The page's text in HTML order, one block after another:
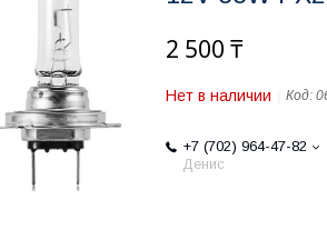
2 500 ₸
Нет в наличии Код:
+7 (702) 964-47-82
Денис